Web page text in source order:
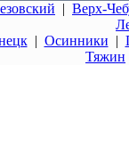
| Верх-
| Осинники |
Тяжин